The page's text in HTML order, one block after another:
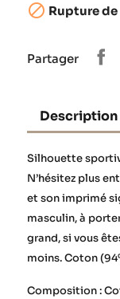
 Rupture
Partager
Description
Silhouette
N’hésitez plus
et son imprimé
masculin, à
grand, si vous
moins. Coton
Composition :